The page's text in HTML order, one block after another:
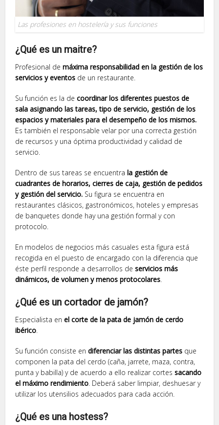
Las profesiones en hostelería y sus funciones
¿Qué es un maitre?
Profesional demáxima responsabilidad en la gestión de los
servicios y eventos de un restaurante.
Su función es la decoordinar los diferentes puestos de
sala asignando las tareas, tipo de servicio, gestión de los
espacios y materiales para el desempeño de los mismos.
Es también el responsable velar por una correcta gestión
de recursos y una óptima productividad y calidad de
servicio.
Dentro de sus tareas se encuentra la gestión de
cuadrantes de horarios, cierres de caja, gestión de pedidos
y gestión del servicio. Su figura se encuentra en
restaurantes clásicos, gastronómicos, hoteles y empresas
de banquetes donde hay una gestión formal y con
protocolo.
En modelos de negocios más casuales esta figura está
recogida en el puesto de encargado con la diferencia que
éste perfil responde a desarrollos deservicios más
dinámicos, de volumen y menos protocolares
¿Qué es un cortador de jamón?
Especialista enel corte de la pata de jamón de cerdo
ibérico
Su función consiste endiferenciar las distintas partes que
componen la pata del cerdo (caña, jarrete, maza, contra,
punta y babilla) y de acuerdo a ello realizar cortessacando
el máximo rendimiento . Deberá saber limpiar, deshuesar y
utilizar los utensilios adecuados para cada acción.
¿Qué es una hostess?